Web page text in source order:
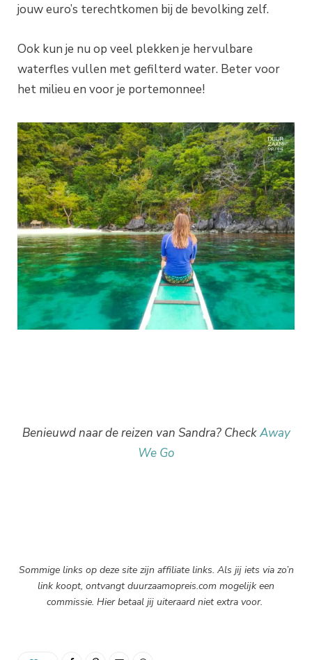
jouw euro’s terechtkomen bij de bevolking zelf.
Ook kun je nu op veel plekken je hervulbare
waterfles vullen met gefilterd water. Beter voor
het milieu en voor je portemonnee!
Benieuwd naar de reizen van Sandra? CheckAway
We Go
Sommige links op deze site zijn affiliate links. Als jij iets via zo’n
link koopt, ontvangt duurzaamopreis.com mogelijk een
commissie. Hier betaal jij uiteraard niet extra voor.